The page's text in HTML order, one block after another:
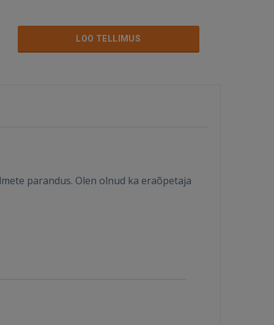
LOO TELLIMUS
parandus. Olen olnud ka eraõpetaja